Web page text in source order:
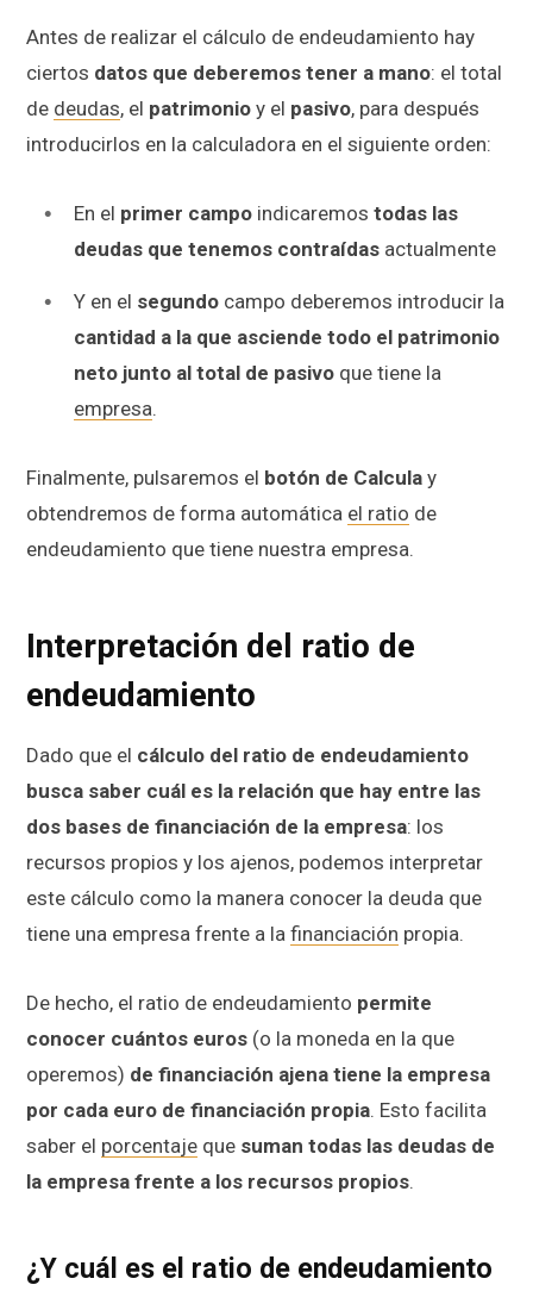
Antes de realizar el cálculo de endeudamiento hay
ciertos datos que deberemos tener a mano: el total
de deudas, el patrimonio y el pasivo, para después
introducirlos en la calculadora en el siguiente orden:
En el primer campo indicaremos todas las
deudas que tenemos contraídas actualmente
Y en el segundo campo deberemos introducir la
cantidad a la que asciende todo el patrimonio
neto junto al total de pasivo que tiene la
empresa.
Finalmente, pulsaremos el botón de Calcula y
obtendremos de forma automática el ratio de
endeudamiento que tiene nuestra empresa.
Interpretación del ratio de
endeudamiento
Dado que el cálculo del ratio de endeudamiento
busca saber cuál es la relación que hay entre las
dos bases de financiación de la empresa: los
recursos propios y los ajenos, podemos interpretar
este cálculo como la manera conocer la deuda que
tiene una empresa frente a la financiación propia.
De hecho, el ratio de endeudamiento permite
conocer cuántos euros (o la moneda en la que
operemos) de financiación ajena tiene la empresa
por cada euro de financiación propia. Esto facilita
saber el porcentaje que suman todas las deudas de
la empresa frente a los recursos propios.
¿Y cuál es el ratio de endeudamiento